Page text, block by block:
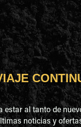
estar al tanto de
noticias y